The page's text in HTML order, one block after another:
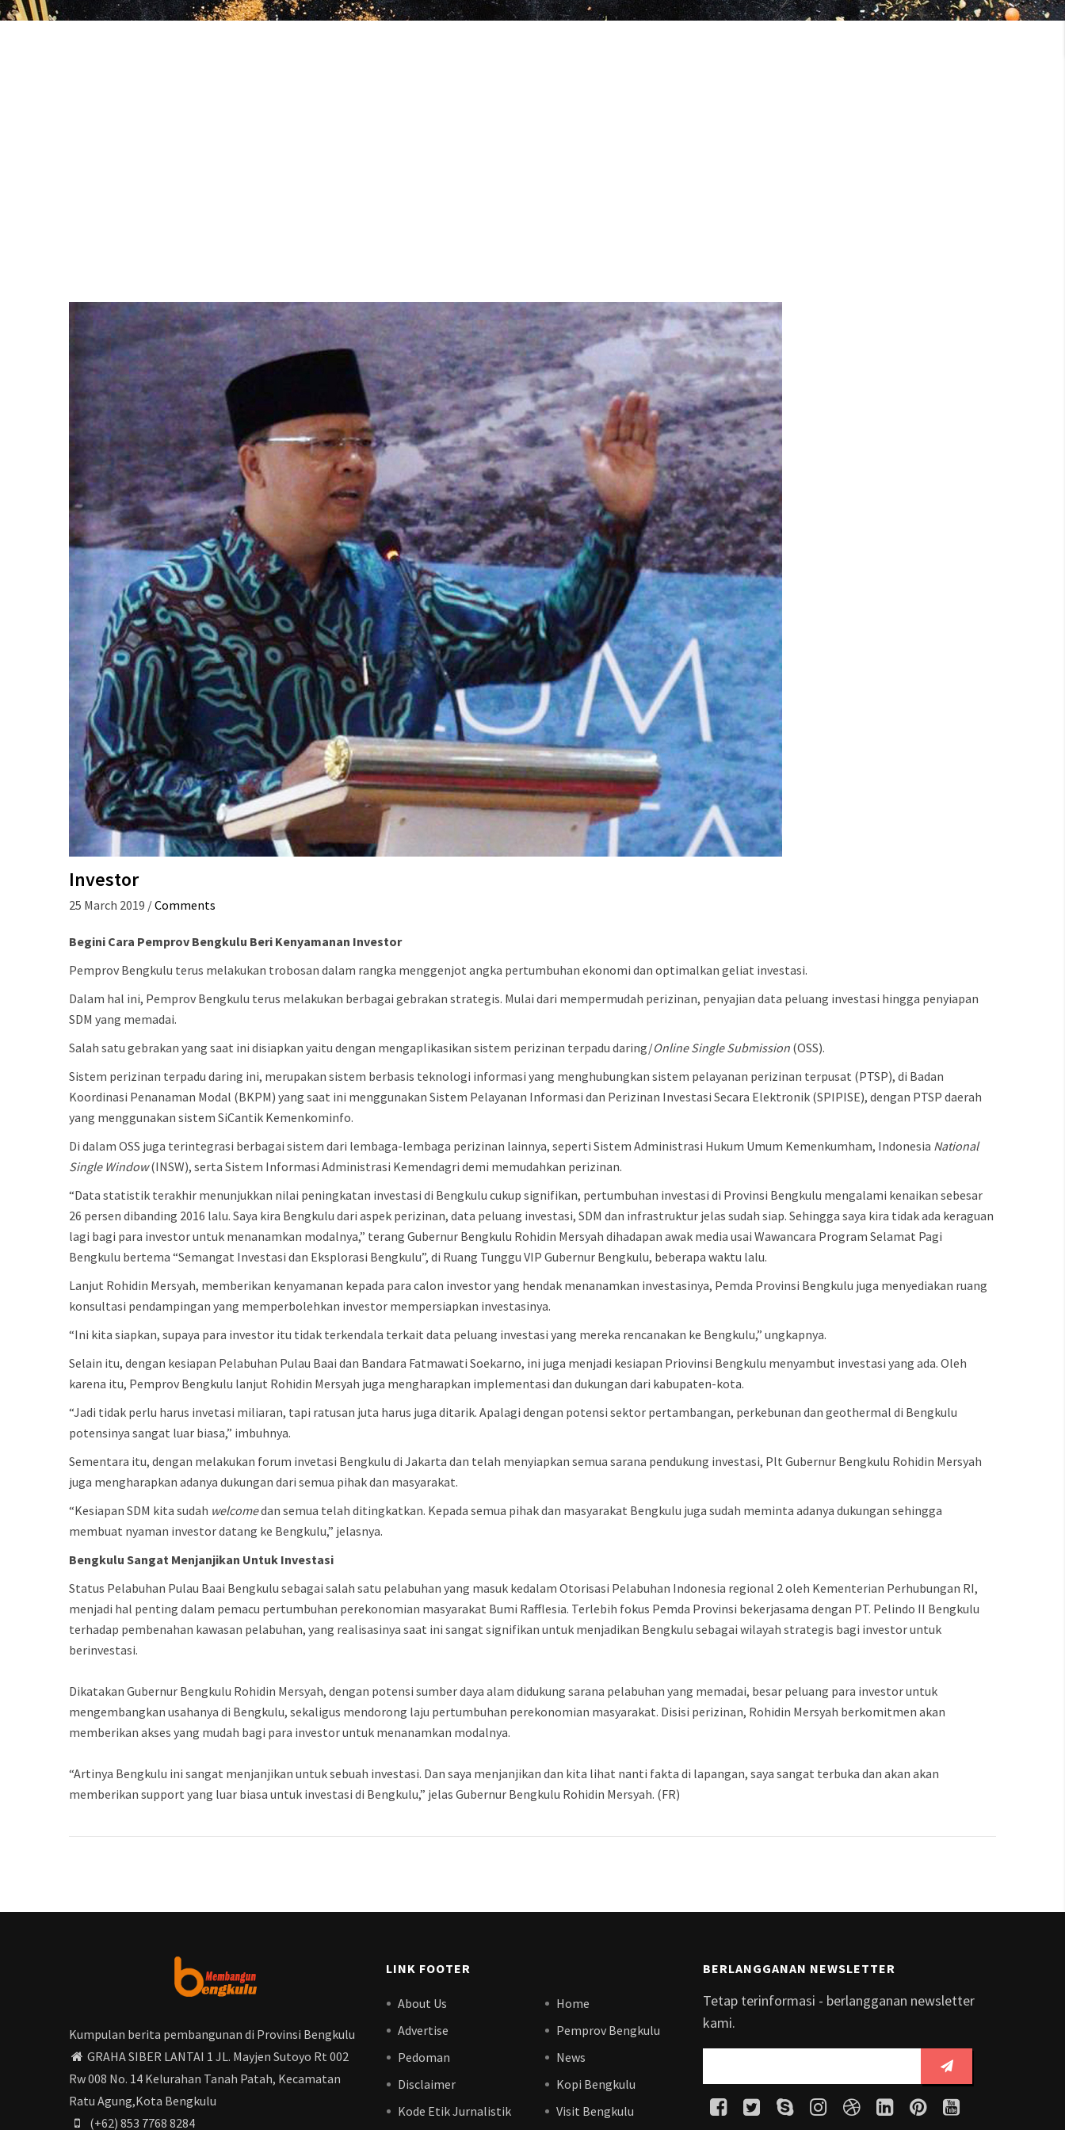
Investor
25 March 2019 /Comments
Begini Cara Pemprov Bengkulu Beri Kenyamanan Investor
Pemprov Bengkulu terus melakukan trobosan dalam rangka menggenjot angka pertumbuhan ekonomi dan optimalkan geliat investasi.
Dalam hal ini, Pemprov Bengkulu terus melakukan berbagai gebrakan strategis. Mulai dari mempermudah perizinan, penyajian data peluang investasi hingga penyiapan
SDM yang memadai.
Salah satu gebrakan yang saat ini disiapkan yaitu dengan mengaplikasikan sistem perizinan terpadu daring/Online Single Submission (OSS).
Sistem perizinan terpadu daring ini, merupakan sistem berbasis teknologi informasi yang menghubungkan sistem pelayanan perizinan terpusat (PTSP), di Badan
Koordinasi Penanaman Modal (BKPM) yang saat ini menggunakan Sistem Pelayanan Informasi dan Perizinan Investasi Secara Elektronik (SPIPISE), dengan PTSP daerah
yang menggunakan sistem SiCantik Kemenkominfo.
Di dalam OSS juga terintegrasi berbagai sistem dari lembaga-lembaga perizinan lainnya, seperti Sistem Administrasi Hukum Umum Kemenkumham, Indonesia National
Single Window(INSW), serta Sistem Informasi Administrasi Kemendagri demi memudahkan perizinan.
“Data statistik terakhir menunjukkan nilai peningkatan investasi di Bengkulu cukup signifikan, pertumbuhan investasi di Provinsi Bengkulu mengalami kenaikan sebesar
26 persen dibanding 2016 lalu. Saya kira Bengkulu dari aspek perizinan, data peluang investasi, SDM dan infrastruktur jelas sudah siap. Sehingga saya kira tidak ada keraguan
lagi bagi para investor untuk menanamkan modalnya,” terang Gubernur Bengkulu Rohidin Mersyah dihadapan awak media usai Wawancara Program Selamat Pagi
Bengkulu bertema “Semangat Investasi dan Eksplorasi Bengkulu”, di Ruang Tunggu VIP Gubernur Bengkulu, beberapa waktu lalu.
Lanjut Rohidin Mersyah, memberikan kenyamanan kepada para calon investor yang hendak menanamkan investasinya, Pemda Provinsi Bengkulu juga menyediakan ruang
konsultasi pendampingan yang memperbolehkan investor mempersiapkan investasinya.
“Ini kita siapkan, supaya para investor itu tidak terkendala terkait data peluang investasi yang mereka rencanakan ke Bengkulu,” ungkapnya.
Selain itu, dengan kesiapan Pelabuhan Pulau Baai dan Bandara Fatmawati Soekarno, ini juga menjadi kesiapan Priovinsi Bengkulu menyambut investasi yang ada. Oleh
karena itu, Pemprov Bengkulu lanjut Rohidin Mersyah juga mengharapkan implementasi dan dukungan dari kabupaten-kota.
“Jadi tidak perlu harus invetasi miliaran, tapi ratusan juta harus juga ditarik. Apalagi dengan potensi sektor pertambangan, perkebunan dan geothermal di Bengkulu
potensinya sangat luar biasa,” imbuhnya.
Sementara itu, dengan melakukan forum invetasi Bengkulu di Jakarta dan telah menyiapkan semua sarana pendukung investasi, Plt Gubernur Bengkulu Rohidin Mersyah
juga mengharapkan adanya dukungan dari semua pihak dan masyarakat.
“Kesiapan SDM kita sudah welcomedan semua telah ditingkatkan. Kepada semua pihak dan masyarakat Bengkulu juga sudah meminta adanya dukungan sehingga
membuat nyaman investor datang ke Bengkulu,” jelasnya.
Bengkulu Sangat Menjanjikan Untuk Investasi
Status Pelabuhan Pulau Baai Bengkulu sebagai salah satu pelabuhan yang masuk kedalam Otorisasi Pelabuhan Indonesia regional 2 oleh Kementerian Perhubungan RI,
menjadi hal penting dalam pemacu pertumbuhan perekonomian masyarakat Bumi Rafflesia. Terlebih fokus Pemda Provinsi bekerjasama dengan PT. Pelindo II Bengkulu
terhadap pembenahan kawasan pelabuhan, yang realisasinya saat ini sangat signifikan untuk menjadikan Bengkulu sebagai wilayah strategis bagi investor untuk
berinvestasi.
Dikatakan Gubernur Bengkulu Rohidin Mersyah, dengan potensi sumber daya alam didukung sarana pelabuhan yang memadai, besar peluang para investor untuk
mengembangkan usahanya di Bengkulu, sekaligus mendorong laju pertumbuhan perekonomian masyarakat. Disisi perizinan, Rohidin Mersyah berkomitmen akan
memberikan akses yang mudah bagi para investor untuk menanamkan modalnya.
“Artinya Bengkulu ini sangat menjanjikan untuk sebuah investasi. Dan saya menjanjikan dan kita lihat nanti fakta di lapangan, saya sangat terbuka dan akan akan
memberikan support yang luar biasa untuk investasi di Bengkulu,” jelas Gubernur Bengkulu Rohidin Mersyah. (FR)
Kumpulan berita pembangunan di Provinsi Bengkulu
GRAHA SIBER LANTAI 1 JL. Mayjen Sutoyo Rt 002
Rw 008 No. 14 Kelurahan Tanah Patah, Kecamatan
Ratu Agung,Kota Bengkulu
(+62) 853 7768 8284
LINK FOOTER
About Us
Advertise
Pedoman
Disclaimer
Kode Etik Jurnalistik
Home
Pemprov Bengkulu
News
Kopi Bengkulu
Visit Bengkulu
BERLANGGANAN NEWSLETTER
Tetap terinformasi - berlangganan newsletter
kami.